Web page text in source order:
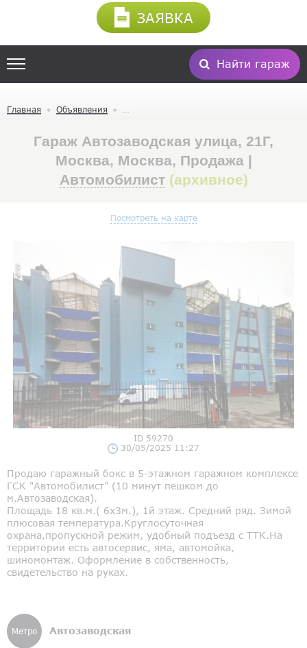
Найти гараж
ЗАЯВКА
Главная Объявления
Гараж Автозаводская улица, 21Г,
Москва, Москва, Продажа |
Автомобилист (архивное)
Посмотреть на карте
ID 59270
30/05/2025 11:27
Продаю гаражный бокс в 5-этажном гаражном комплексе
ГСК "Автомобилист" (10 минут пешком до
м.Автозаводская).
Площадь 18 кв.м.( 6х3м.), 1й этаж. Средний ряд. Зимой
плюсовая температура.Круглосуточная
охрана,пропускной режим, удобный подъезд с ТТК.На
территории есть автосервис, яма, автомойка,
шиномонтаж. Оформление в собственность,
свидетельство на руках.
Метро Автозаводская